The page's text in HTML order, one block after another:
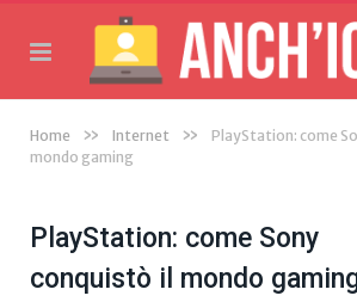
Home » Internet »
PlayStation: come
mondo gaming
PlayStation: come Sony
conquistò il mondo